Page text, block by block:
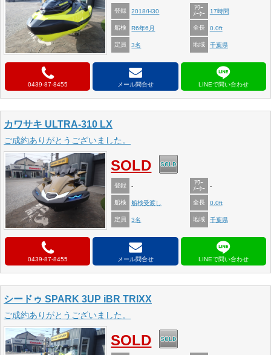
登録 2018/H30
ｱﾜｰ
ﾒｰﾀｰ
17時間
船検 R6年6月 全長 0.0ft
定員 3名 地域 千葉県
0439-87-8455 メール問合せ
カワサキ ULTRA-310 LX
ご成約ありがとうございました。
SOLD
登録 -
ｱﾜｰ
ﾒｰﾀｰ
-
船検 船検受渡し 全長 0.0ft
定員 3名 地域 千葉県
0439-87-8455 メール問合せ
シードゥ SPARK 3UP iBR TRIXX
ご成約ありがとうございました。
SOLD